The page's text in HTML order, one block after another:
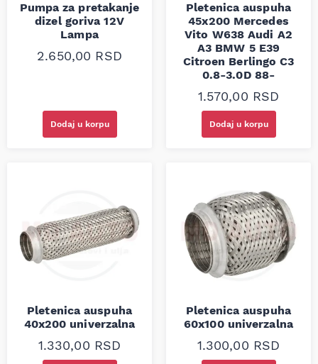
Pumpa za pretakanje
dizel goriva 12V
Lampa
2.650,00 RSD
Dodaj u korpu
Pletenica auspuha
45x200 Mercedes
Vito W638 Audi A2
A3 BMW 5 E39
Citroen Berlingo C3
0.8-3.0D 88-
1.570,00 RSD
Dodaj u korpu
Pletenica auspuha
40x200 univerzalna
1.330,00 RSD
Pletenica auspuha
60x100 univerzalna
1.300,00 RSD